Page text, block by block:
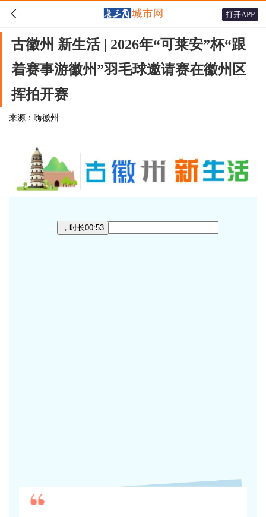
 打开APP
古徽州 新生活 | 2026年“可莱安”杯“跟
着赛事游徽州”羽毛球邀请赛在徽州区
挥拍开赛
来源：嗨徽州
，时长00:53